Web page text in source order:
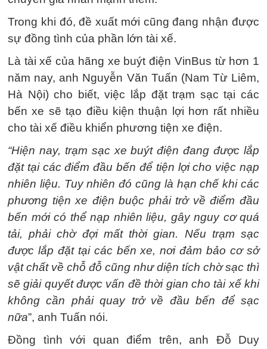
Trong khi đó, đề xuất mới cũng đang nhận được
sự đồng tình của phần lớn tài xế.
Là tài xế của hãng xe buýt điện VinBus từ hơn 1
năm nay, anh Nguyễn Văn Tuấn (Nam Từ Liêm,
Hà Nội) cho biết, việc lắp đặt trạm sạc tại các
bến xe sẽ tạo điều kiện thuận lợi hơn rất nhiều
cho tài xế điều khiển phương tiện xe điện.
“Hiện nay, trạm sạc xe buýt điện đang được lắp
đặt tại các điểm đầu bến để tiện lợi cho việc nạp
nhiên liệu. Tuy nhiên đó cũng là hạn chế khi các
phương tiện xe điện buộc phải trở về điểm đầu
bến mới có thể nạp nhiên liệu, gây nguy cơ quá
tải, phải chờ đợi mất thời gian. Nếu trạm sạc
được lắp đặt tại các bến xe, nơi đảm bảo cơ sở
vật chất về chỗ đỗ cũng như diện tích chờ sạc thì
sẽ giải quyết được vấn đề thời gian cho tài xế khi
không cần phải quay trở về đầu bến để sạc
nữa”, anh Tuấn nói.
Đồng tình với quan điểm trên, anh Đỗ Duy